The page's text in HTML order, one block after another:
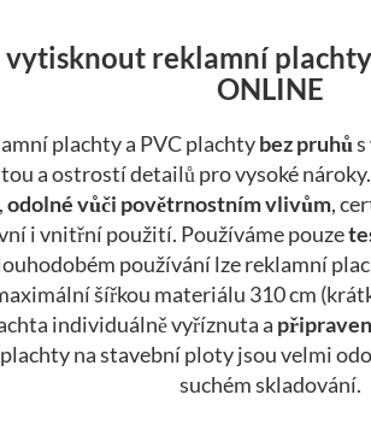
vytisknout reklamní
ONLINE
plachty a PVC plachtybez pruhůs
a ostrostí detailů pro vysoké
,odolné vůči povětrnostním vlivům,
i vnitřní použití. Používáme pouze
používání lze reklamní
šířkou materiálu 310 cm
individuálně vyříznuta a
plachty na stavební ploty jsou velmi
suchém skladování.